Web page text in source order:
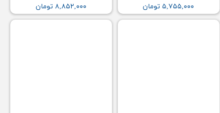
۵,۷۵۵,۰۰۰ تومان ۸,۸۵۲,۰۰۰ تومان